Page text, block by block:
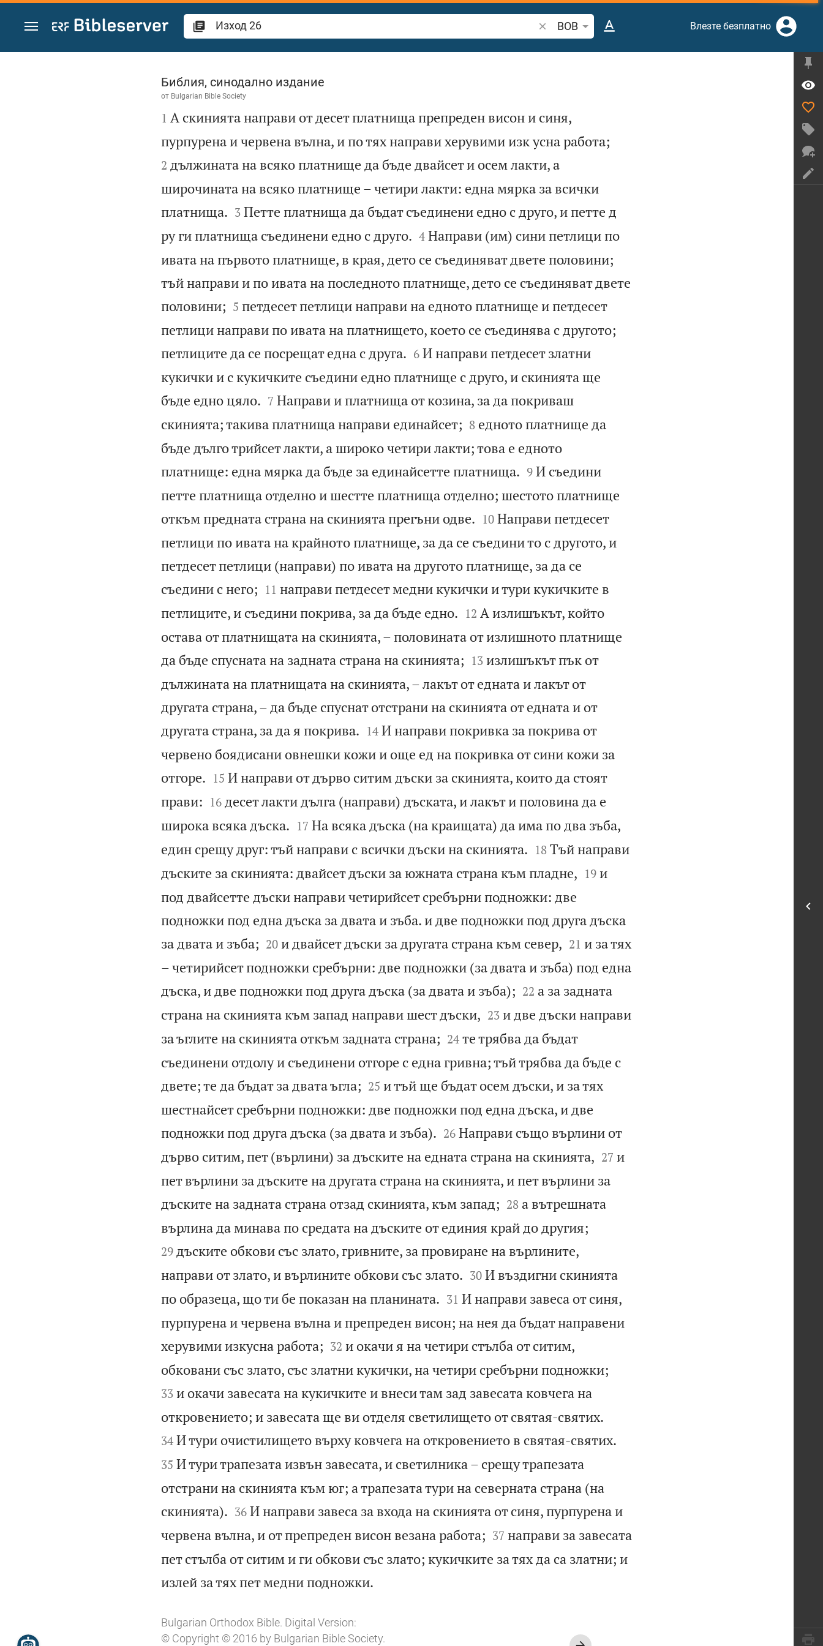
Преминете към съдържанието
Търсете стих или дума в Библията
BOB Влезте безплатно
Изход 26
Библия, синодално издание
от Bulgarian Bible Society

1 А скинията направи от десет платнища препреден висон и синя,
пурпурена и червена вълна, и по тях направи херувими изк усна работа;
2 дължината на всяко платнище да бъде двайсет и осем лакти, а
широчината на всяко платнище – четири лакти: една мярка за всички
платнища.
3 Петте платнища да бъдат съединени едно с друго, и петте д
ру ги платнища съединени едно с друго.
4 Направи (им) сини петлици по
ивата на първото платнище, в края, дето се съединяват двете половини;
тъй направи и по ивата на последното платнище, дето се съединяват двете
половини;
5 петдесет петлици направи на едното платнище и петдесет
петлици направи по ивата на платнището, което се съединява с другото;
петлиците да се посрещат една с друга.
6 И направи петдесет златни
кукички и с кукичките съедини едно платнище с друго, и скинията ще
бъде едно цяло.
7 Направи и платнища от козина, за да покриваш
скинията; такива платнища направи единайсет;
8 едното платнище да
бъде дълго трийсет лакти, а широко четири лакти; това е едното
платнище: една мярка да бъде за единайсетте платнища.
9 И съедини
петте платнища отделно и шестте платнища отделно; шестото платнище
откъм предната страна на скинията прегъни одве.
10 Направи петдесет
петлици по ивата на крайното платнище, за да се съедини то с другото, и
петдесет петлици (направи) по ивата на другото платнище, за да се
съедини с него;
11 направи петдесет медни кукички и тури кукичките в
петлиците, и съедини покрива, за да бъде едно.
12 А излишъкът, който
остава от платнищата на скинията, – половината от излишното платнище
да бъде спусната на задната страна на скинията;
13 излишъкът пък от
дължината на платнищата на скинията, – лакът от едната и лакът от
другата страна, – да бъде спуснат отстрани на скинията от едната и от
другата страна, за да я покрива.
14 И направи покривка за покрива от
червено боядисани овнешки кожи и още ед на покривка от сини кожи за
отгоре.
15 И направи от дърво ситим дъски за скинията, които да стоят
прави:
16 десет лакти дълга (направи) дъската, и лакът и половина да е
широка всяка дъска.
17 На всяка дъска (на краищата) да има по два зъба,
един срещу друг: тъй направи с всички дъски на скинията.
18 Тъй направи
дъските за скинията: двайсет дъски за южната страна към пладне,
19 и
под двайсетте дъски направи четирийсет сребърни подножки: две
подножки под една дъска за двата и зъба. и две подножки под друга дъска
за двата и зъба;
20 и двайсет дъски за другата страна към север,
21 и за тях
– четирийсет подножки сребърни: две подножки (за двата и зъба) под една
дъска, и две подножки под друга дъска (за двата и зъба);
22 а за задната
страна на скинията към запад направи шест дъски,
23 и две дъски направи
за ъглите на скинията откъм задната страна;
24 те трябва да бъдат
съединени отдолу и съединени отгоре с една гривна; тъй трябва да бъде с
двете; те да бъдат за двата ъгла;
25 и тъй ще бъдат осем дъски, и за тях
шестнайсет сребърни подножки: две подножки под една дъска, и две
подножки под друга дъска (за двата и зъба).
26 Направи също върлини от
дърво ситим, пет (върлини) за дъските на едната страна на скинията,
27 и
пет върлини за дъските на другата страна на скинията, и пет върлини за
дъските на задната страна отзад скинията, към запад;
28 а вътрешната
върлина да минава по средата на дъските от единия край до другия;
29 дъските обкови със злато, гривните, за провиране на върлините,
направи от злато, и върлините обкови със злато.
30 И въздигни скинията
по образеца, що ти бе показан на планината.
31 И направи завеса от синя,
пурпурена и червена вълна и препреден висон; на нея да бъдат направени
херувими изкусна работа;
32 и окачи я на четири стълба от ситим,
обковани със злато, със златни кукички, на четири сребърни подножки;
33 и окачи завесата на кукичките и внеси там зад завесата ковчега на
откровението; и завесата ще ви отделя светилището от святая-святих.
34 И тури очистилището върху ковчега на откровението в святая-святих.
35 И тури трапезата извън завесата, и светилника – срещу трапезата
отстрани на скинията към юг; а трапезата тури на северната страна (на
скинията).
36 И направи завеса за входа на скинията от синя, пурпурена и
червена вълна, и от препреден висон везана работа;
37 направи за завесата
пет стълба от ситим и ги обкови със злато; кукичките за тях да са златни; и
излей за тях пет медни подножки.
Bulgarian Orthodox Bible. Digital Version:
© Copyright © 2016 by Bulgarian Bible Society.